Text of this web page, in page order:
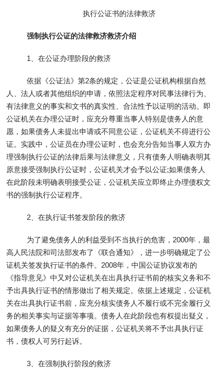
执行公证书的法律救济
强制执行公证的法律救济救济介绍
1、在公证办理阶段的救济
依据《公证法》第2条的规定，公证是公证机构根据自然
人、法人或者其他组织的申请，依照法定程序对民事法律行为、
有法律意义的事实和文书的真实性、合法性予以证明的活动。即
公证机关在办理公证时，应充分尊重当事人特别是债务人的意
愿，如果债务人未提出申请或不同意公证，公证机关不得进行公
证。实践中，公证员在办理公证时，也会充分告知当事人双方办
理强制执行公证的法律后果与法律意义，只有债务人明确表明其
原意接受强制执行公证时，公证机关才会予以公证;如果债务人
在此阶段未明确表明接受公证，公证机关应立即终止办理债权文
书的强制执行公证程序。
2、在执行证书签发阶段的救济
为了避免债务人的利益受到不当执行的危害，2000年，最
高人民法院和司法部发布了《联合通知》，进一步明确规定了公
证机关签发执行证书的条件。2008年，中国公证协议发布的
《指导意见》中又对公证机关在出具执行证书前的核实义务和不
予出具执行证书的情形做出了相关规定。依据上述规定，公证机
关在出具执行证书前，应充分核实债务人不履行或不完全履行义
务的相关事实与证据等事项。债务人在此阶段也有权提出疑义，
如果债务人的疑义有充分的证据，公证机关将不予出具执行证
书，债权人可另行起诉。
3、在强制执行阶段的救济